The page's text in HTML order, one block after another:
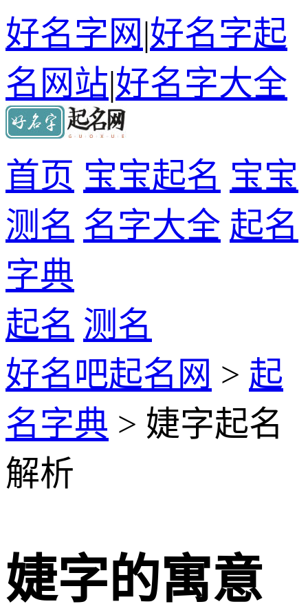
好名字网|好名字起
名网站|好名字大全
首页 宝宝起名 宝宝
测名 名字大全 起名
字典
起名 测名
好名吧起名网 > 起
名字典 > 婕字起名
解析
婕字的寓意